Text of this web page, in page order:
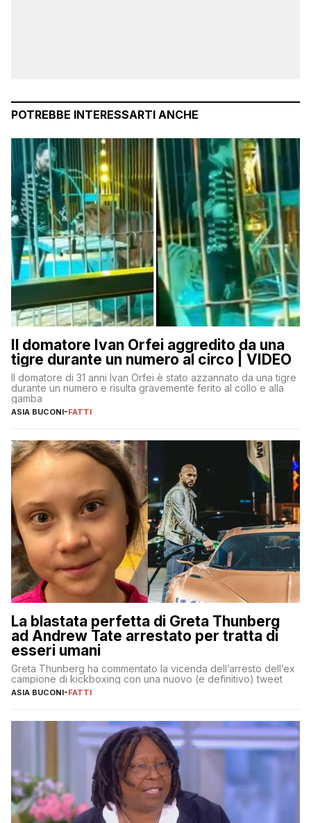
POTREBBE INTERESSARTI ANCHE
Il domatore Ivan Orfei aggredito da una
tigre durante un numero al circo | VIDEO
Il domatore di 31 anni Ivan Orfei è stato azzannato da una tigre
durante un numero e risulta gravemente ferito al collo e alla
gamba
ASIA BUCONI-FATTI
La blastata perfetta di Greta Thunberg
ad Andrew Tate arrestato per tratta di
esseri umani
Greta Thunberg ha commentato la vicenda dell’arresto dell’ex
campione di kickboxing con una nuovo (e definitivo) tweet
ASIA BUCONI-FATTI